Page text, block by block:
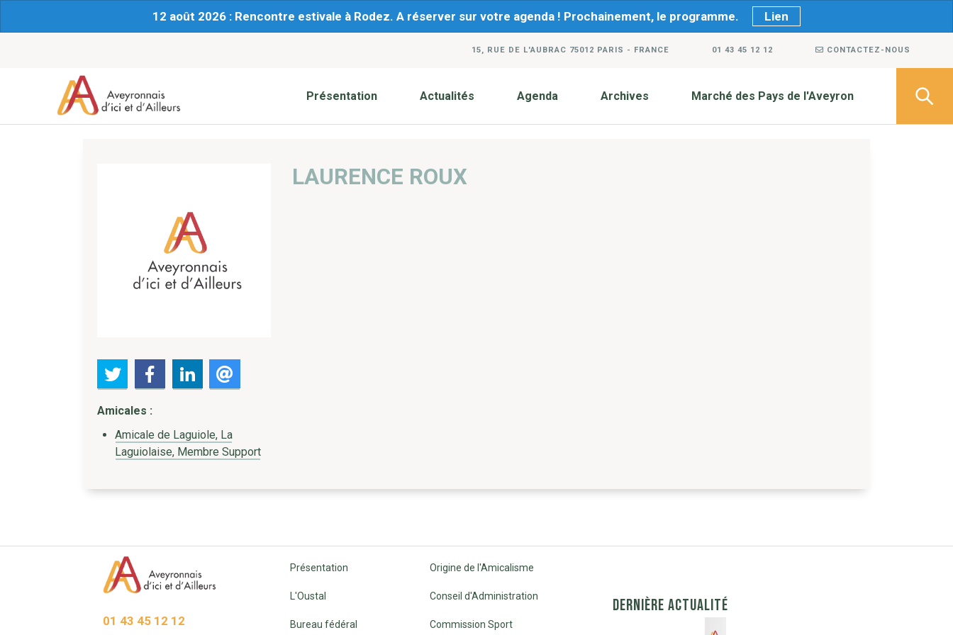
12 août 2026 : Rencontre estivale à Rodez. A réserver sur votre agenda ! Prochainement, le programme. Lien
15, RUE DE L'AUBRAC 75012 PARIS - FRANCE 01 43 45 12 12 CONTACTEZ-NOUS
Présentation Actualités Agenda Archives Marché des Pays de l'Aveyron
Amicales :
Amicale de Laguiole, La
Laguiolaise, Membre Support
LAURENCE ROUX
01 43 45 12 12
Présentation Origine de l'Amicalisme
L'Oustal Conseil d'Administration
Bureau fédéral Commission Sport
DERNIÈRE ACTUALITÉ